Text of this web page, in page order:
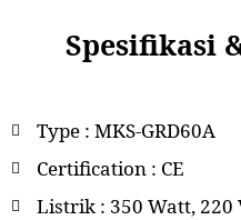
Spesifikasi
Type : MKS-GRD60A
Certification : CE
Listrik : 350 Watt, 220